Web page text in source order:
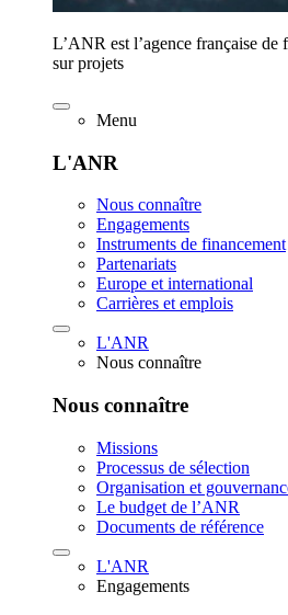
L’ANR est l’agence française de
sur projets
Menu
L'ANR
Nous connaître
Engagements
Instruments de financement
Partenariats
Europe et international
Carrières et emplois
L'ANR
Nous connaître
Nous connaître
Missions
Processus de sélection
Organisation et
Le budget de l’ANR
Documents de référence
L'ANR
Engagements